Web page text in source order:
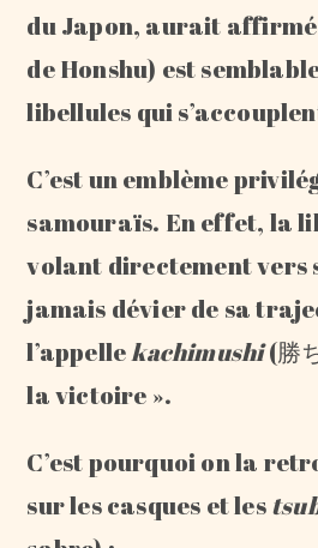
du Japon, aurait affirmé
de Honshu) est
libellules qui
C’est un emblème
samouraïs. En effet, la
volant directement vers
jamais dévier de sa
l’appellekachimushi(勝
la victoire ».
C’est pourquoi on la
sur les casques et les